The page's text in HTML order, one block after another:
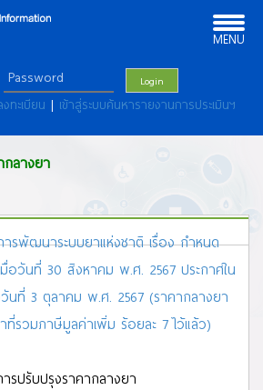
Toggle
navigation
MENU
Login
งทะเบียน | เข้าสู่ระบบค้นหารายงานการประเมินฯ
กลางยา
H I J K L M N O P Q R S T U V W
ศ ษ ส ห ฬ อ ฮ
รพัฒนาระบบยาแห่งชาติ เรื่อง กำหนด
อวันที่ 30 สิงหาคม พ.ศ. 2567 ประกาศใน
นที่ 3 ตุลาคม พ.ศ. 2567 (ราคากลางยา
ที่รวมภาษีมูลค่าเพิ่ม ร้อยละ 7 ไว้แล้ว)
รปรับปรุงราคากลางยา